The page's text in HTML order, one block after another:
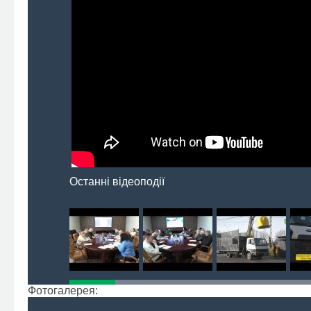
Останні відеоподії
Фотогалерея: